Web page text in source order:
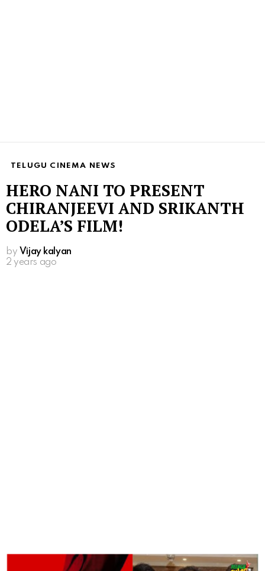
TELUGU CINEMA NEWS
HERO NANI TO PRESENT
CHIRANJEEVI AND SRIKANTH
ODELA’S FILM!
by Vijay kalyan
2 years ago